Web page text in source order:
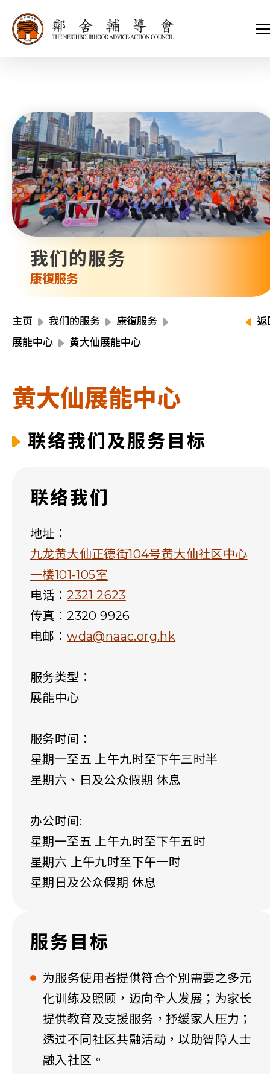
我们的服务
康復服务
主页 我们的服务
康復服务
展能中心
黄大仙展能中心
返
黄大仙展能中心
联络我们及服务目标
联络我们
地址：
九龙黄大仙正德街104号黄大仙社区中心
一楼101-105室
电话： 2321 2623
传真： 2320 9926
电邮：wda@naac.org.hk
服务类型：
展能中心
服务时间：
星期一至五 上午九时至下午三时半
星期六、日及公众假期 休息
办公时间:
星期一至五 上午九时至下午五时
星期六 上午九时至下午一时
星期日及公众假期 休息
服务目标
为服务使用者提供符合个別需要之多元
化训练及照顾，迈向全人发展；为家长
提供教育及支援服务，抒缓家人压力；
透过不同社区共融活动，以助智障人士
融入社区。
会长、副会长
执行委员会及总幹事
招标项目
关于我们
家庭及儿童福利服务
青少年服务
内地服务
教育服务
医疗衞生服务
社会企业
我们的服务
我们的伙伴
捐款方法
支持我们
新闻稿及媒体报导
会讯及刊物
活动报名
加入我们
联络我们